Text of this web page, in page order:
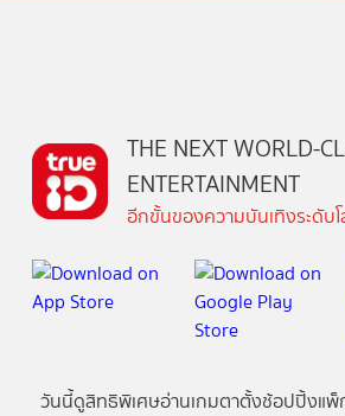
THE NEXT WORLD-
ENTERTAINMENT
อีกขั้นของความบันเทิงระดับ
วันนี้ดูสิทธิพิเศษอ่านเกมตาตั้งช้อปปิ้งแพ็